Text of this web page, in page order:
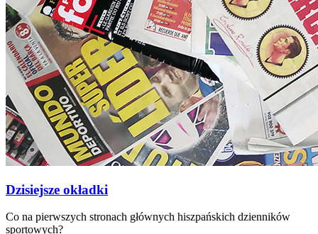
Dzisiejsze okładki
Co na pierwszych stronach głównych hiszpańskich dzienników
sportowych?